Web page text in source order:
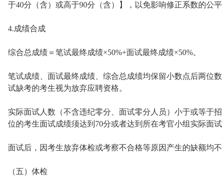
于40分（含）或高于90分（含）】，以免影响修正系数的公
4.成绩合成
综合总成绩＝笔试最终成绩×50%+面试最终成绩×50%。
笔试成绩、面试最终成绩、综合总成绩均保留小数点后两位
试缺考的考生视为放弃应聘资格。
实际面试人数（不含违纪零分、面试零分人员）小于或等于
位的考生面试成绩须达到70分或者达到所在考官小组实际面
面试后，因考生放弃体检或考察不合格等原因产生的缺额均
（五）体检